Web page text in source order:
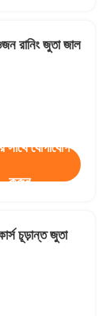
রানিং জুতা জাল
সাথে যোগাযোগ
করুন
চূড়ান্ত জুতা